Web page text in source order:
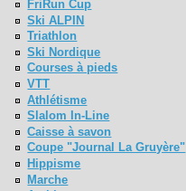
FriRun Cup
Ski ALPIN
Triathlon
Ski Nordique
Courses à pieds
VTT
Athlétisme
Slalom In-Line
Caisse à savon
Coupe "Journal La Gruyère"
Hippisme
Marche